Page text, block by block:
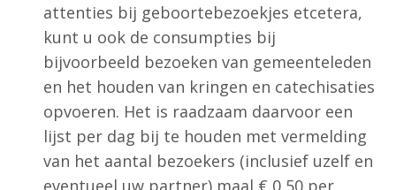
attenties bij geboortebezoekjes etcetera,
kunt u ook de consumpties bij
bijvoorbeeld bezoeken van gemeenteleden
en het houden van kringen en catechisaties
opvoeren. Het is raadzaam daarvoor een
lijst per dag bij te houden met vermelding
van het aantal bezoekers (inclusief uzelf en